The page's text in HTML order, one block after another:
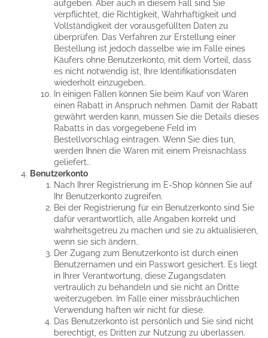
aufgeben. Aber auch in diesem Fall sind Sie
verpflichtet, die Richtigkeit, Wahrhaftigkeit und
Vollständigkeit der vorausgefüllten Daten zu
überprüfen. Das Verfahren zur Erstellung einer
Bestellung ist jedoch dasselbe wie im Falle eines
Käufers ohne Benutzerkonto, mit dem Vorteil, dass
es nicht notwendig ist, Ihre Identifikationsdaten
wiederholt einzugeben..
In einigen Fällen können Sie beim Kauf von Waren
einen Rabatt in Anspruch nehmen. Damit der Rabatt
gewährt werden kann, müssen Sie die Details dieses
Rabatts in das vorgegebene Feld im
Bestellvorschlag eintragen. Wenn Sie dies tun,
werden Ihnen die Waren mit einem Preisnachlass
geliefert..
Benutzerkonto
Nach Ihrer Registrierung im E-Shop können Sie auf
Ihr Benutzerkonto zugreifen.
Bei der Registrierung für ein Benutzerkonto sind Sie
dafür verantwortlich, alle Angaben korrekt und
wahrheitsgetreu zu machen und sie zu aktualisieren,
wenn sie sich ändern..
Der Zugang zum Benutzerkonto ist durch einen
Benutzernamen und ein Passwort gesichert. Es liegt
in Ihrer Verantwortung, diese Zugangsdaten
vertraulich zu behandeln und sie nicht an Dritte
weiterzugeben. Im Falle einer missbräuchlichen
Verwendung haften wir nicht für diese.
Das Benutzerkonto ist persönlich und Sie sind nicht
berechtigt, es Dritten zur Nutzung zu überlassen.